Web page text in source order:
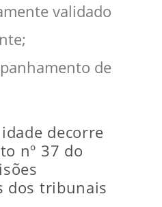
validado
de
decorre
nº 37 do
dos tribunais